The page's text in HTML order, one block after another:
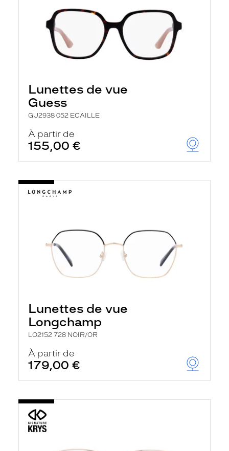
Lunettes de vue
Guess
GU2938 052 ECAILLE
À partir de
155,00 €
Lunettes de vue
Longchamp
LO2152 728 NOIR/OR
À partir de
179,00 €